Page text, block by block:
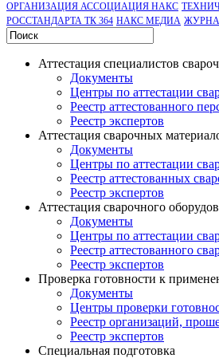
ОРГАНИЗАЦИЯ АССОЦИАЦИЯ НАКС
РОССТАНДАРТА ТК 364 НАКС МЕДИА
Аттестация специалистов
Документы
Центры по аттестации
Реестр аттестованного
Реестр экспертов
Аттестация сварочных
Документы
Центры по аттестации
Реестр аттестованных
Реестр экспертов
Аттестация сварочного
Документы
Центры по аттестации
Реестр аттестованного
Реестр экспертов
Проверка готовности к
Документы
Центры проверки
Реестр организаций,
Реестр экспертов
Специальная подготовка